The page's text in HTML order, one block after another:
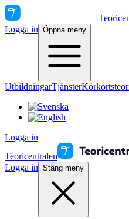
Logga in Öppna meny
UtbildningarTjänster
Logga in
Teoricentralen
Logga in Stäng meny